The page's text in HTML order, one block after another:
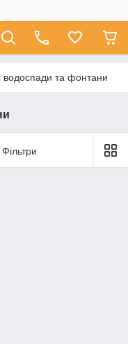
водоспади та фонтани
Фільтри